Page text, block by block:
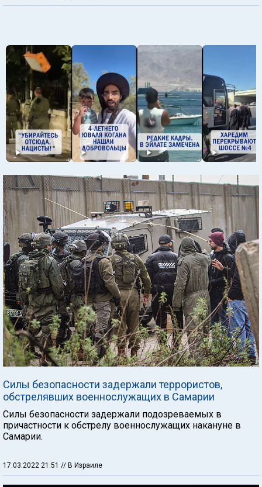
Силы безопасности задержали террористов,
обстрелявших военнослужащих в Самарии
Силы безопасности задержали подозреваемых в
причастности к обстрелу военнослужащих накануне в
Самарии.
17.03.2022 21:51 // В Израиле